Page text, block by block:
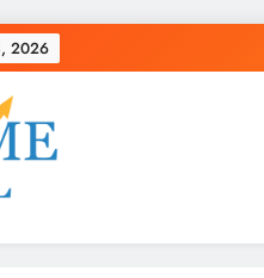
2026
con veracidad y claridad.